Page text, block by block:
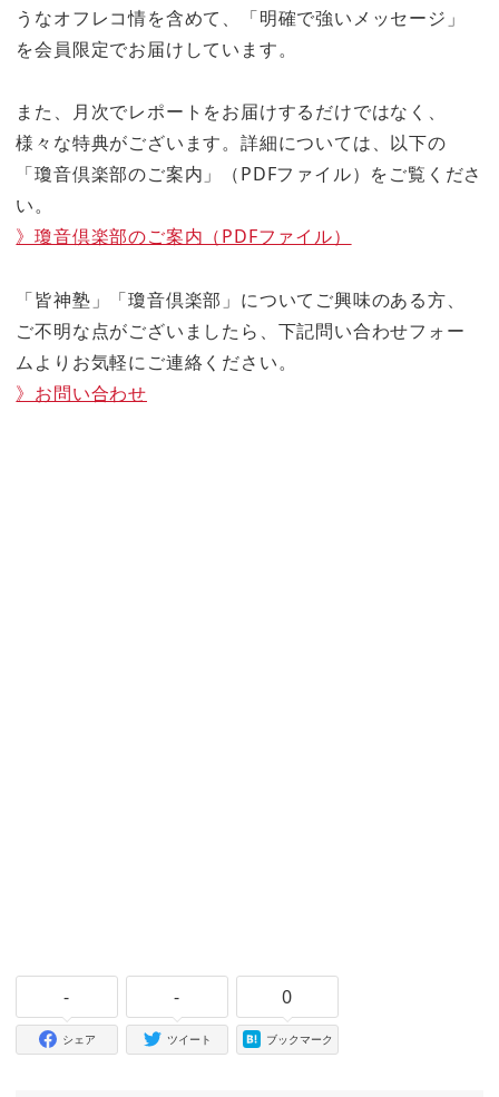
うなオフレコ情を含めて、「明確で強いメッセージ」
を会員限定でお届けしています。
また、月次でレポートをお届けするだけではなく、
様々な特典がございます。詳細については、以下の
「瓊音倶楽部のご案内」（PDFファイル）をご覧くださ
い。
》瓊音倶楽部のご案内（PDFファイル）
「皆神塾」「瓊音倶楽部」についてご興味のある方、
ご不明な点がございましたら、下記問い合わせフォー
ムよりお気軽にご連絡ください。
》お問い合わせ
-
シェア
-
ツイート
0
ブックマーク